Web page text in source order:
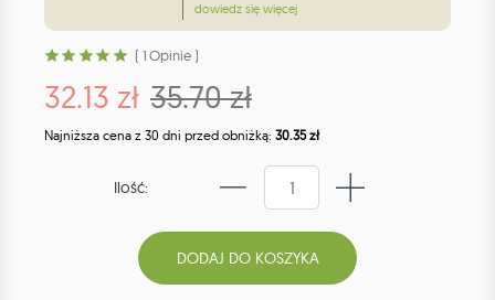
dowiedz się więcej
( 1 Opinie )
32.13 zł 35.70 zł
Najniższa cena z 30 dni przed obniżką: 30.35 zł
Ilość: